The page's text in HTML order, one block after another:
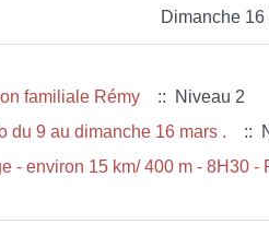
Dimanche
familiale Rémy
:: Niveau 2
4. jean pierre . report rando du 9 au dimanche 16 mars .
::
- environ 15 km/ 400 m - 8H30 -